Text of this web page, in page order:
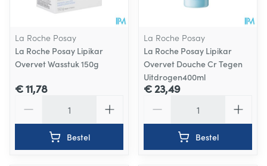
La Roche Posay
La Roche Posay Lipikar
Overvet Wasstuk 150g
€ 11,78
Bestel
La Roche Posay
La Roche Posay Lipikar
Overvet Douche Cr Tegen
Uitdrogen400ml
€ 23,49
Bestel